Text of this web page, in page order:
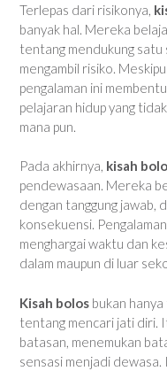
Terlepas dari risikonya,
banyak hal. Mereka
tentang mendukung satu
mengambil risiko.
pengalaman ini
pelajaran hidup yang
mana pun.
Pada akhirnya, kisah
pendewasaan. Mereka
dengan tanggung jawab,
konsekuensi.
menghargai waktu dan
dalam maupun di luar
Kisah bolos bukan
tentang mencari jati diri.
batasan, menemukan
sensasi menjadi dewasa.